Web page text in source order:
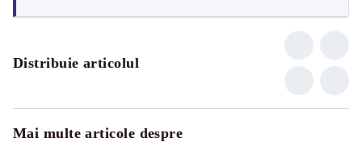
Distribuie articolul
Mai multe articole despre